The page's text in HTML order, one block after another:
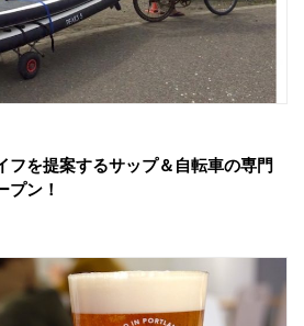
フを提案するサップ＆自転車の専門
プン！